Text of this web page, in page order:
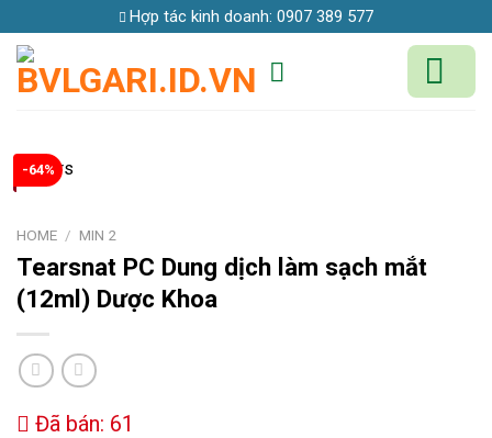
to
content
Hợp tác kinh doanh: 0907 389 577
-64%
HOME / MIN 2
Tearsnat PC Dung dịch làm sạch mắt
(12ml) Dược Khoa
Đã bán: 61